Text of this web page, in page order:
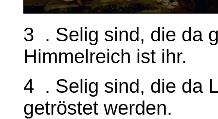
3 . Selig sind, die da
Himmelreich ist ihr.
4 . Selig sind, die da
getröstet werden.